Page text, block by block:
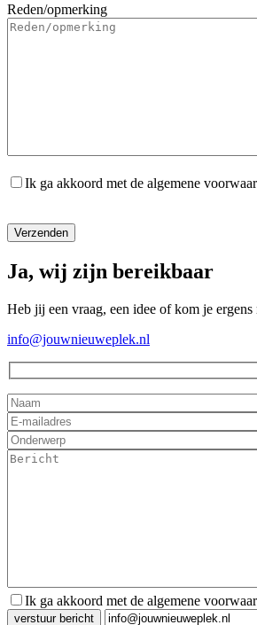
Reden/opmerking
Ik ga akkoord met de algemene
Ja, wij zijn bereikbaar
Heb jij een vraag, een idee of kom je
info@jouwnieuweplek.nl
Ik ga akkoord met de algemene
Gelieve dit veld leeg te laten.